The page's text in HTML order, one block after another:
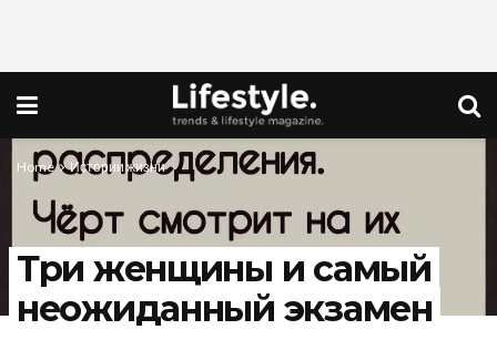
Home Истории жизни
Три женщины и самый
неожиданный экзамен